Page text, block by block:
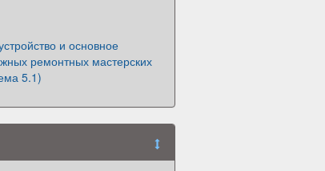
и основное
ремонтных мастерских
5.1)